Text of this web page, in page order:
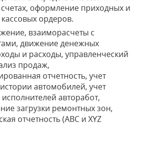
оформление приходных и
ордеров.
взаиморасчеты с
движение денежных
и расходы, управленческий
продаж,
отчетность, учет
автомобилей, учет
авторабот,
загрузки ремонтных зон,
отчетность (ABC и XYZ